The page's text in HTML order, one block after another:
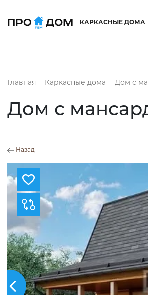
КАРКАСНЫЕ ДОМА
Главная - Каркасные дома - Дом с
Дом с
Назад